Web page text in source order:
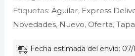
Etiquetas:Aguilar, Express
Novedades, Nuevo, Oferta,
Fecha estimada del envío: